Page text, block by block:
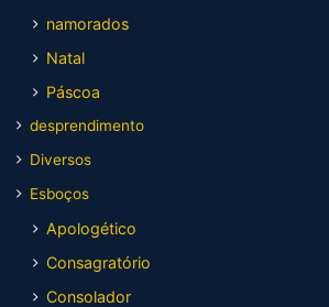
namorados
Natal
Páscoa
desprendimento
Diversos
Esboços
Apologético
Consagratório
Consolador